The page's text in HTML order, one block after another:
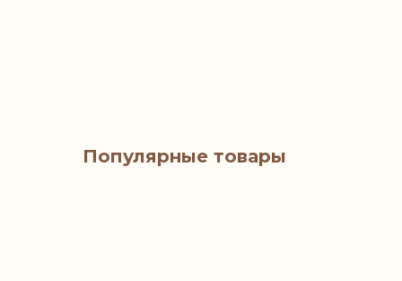
Популярные товары